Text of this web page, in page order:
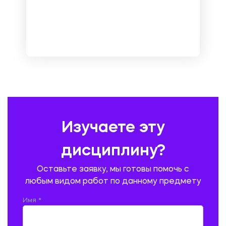
ПРОИЗВОДСТВО ПРОДУКЦИИ И ОРГАНИЗАЦИЯ ОБЩЕСТВЕННОГО
ПРОМЫШЛЕННОЕ И ГРАЖДАНСКОЕ СТРОИТЕЛЬСТВО
Изучаете эту
дисциплину?
Оставьте заявку, мы готовы помочь с
любым видом работ по данному предмету
Имя *